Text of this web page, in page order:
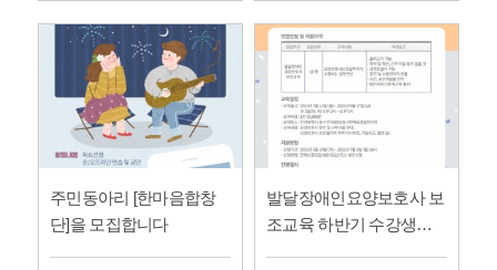
주민동아리 [한마음합창
단]을 모집합니다
발달장애인요양보호사 보
조교육 하반기 수강생을